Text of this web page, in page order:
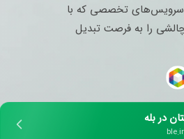
و سرویس‌های تخصصی که با
را به فرصت تبدیل
در بله